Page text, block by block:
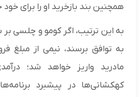
همچنین بند بازخرید او را برای
به این ترتیب، اگر کومو و چلسی بر
به توافق برسند، نیمی از مبلغ
مادرید واریز خواهد شد؛
کهکشانی‌ها در پیشبرد